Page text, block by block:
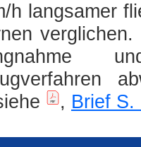
‍h langsamer
, Brief S.